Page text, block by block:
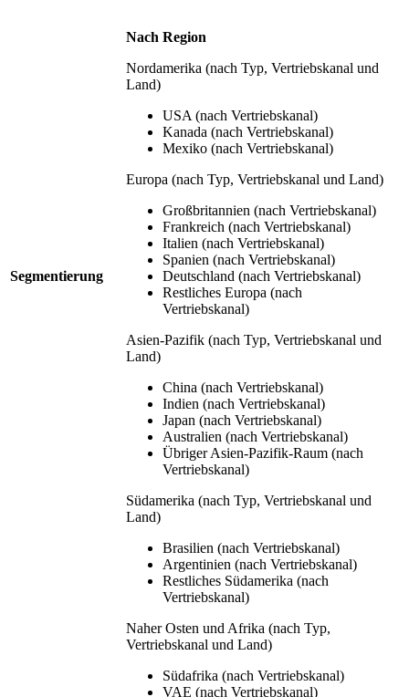
Segmentierung
Nach Region
Nordamerika (nach Typ, Vertriebskanal und
Land)
USA (nach Vertriebskanal)
Kanada (nach Vertriebskanal)
Mexiko (nach Vertriebskanal)
Europa (nach Typ, Vertriebskanal und Land)
Großbritannien (nach Vertriebskanal)
Frankreich (nach Vertriebskanal)
Italien (nach Vertriebskanal)
Spanien (nach Vertriebskanal)
Deutschland (nach Vertriebskanal)
Restliches Europa (nach
Vertriebskanal)
Asien-Pazifik (nach Typ, Vertriebskanal und
Land)
China (nach Vertriebskanal)
Indien (nach Vertriebskanal)
Japan (nach Vertriebskanal)
Australien (nach Vertriebskanal)
Übriger Asien-Pazifik-Raum (nach
Vertriebskanal)
Südamerika (nach Typ, Vertriebskanal und
Land)
Brasilien (nach Vertriebskanal)
Argentinien (nach Vertriebskanal)
Restliches Südamerika (nach
Vertriebskanal)
Naher Osten und Afrika (nach Typ,
Vertriebskanal und Land)
Südafrika (nach Vertriebskanal)
VAE (nach Vertriebskanal)